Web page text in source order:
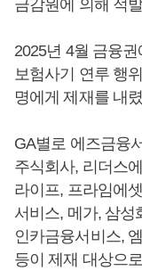
금감원에 의해 적
2025년 4월 금융
보험사기 연루 행
명에게 제재를 내
GA별로 에즈금융
주식회사, 리더스
라이프, 프라임에
서비스, 메가, 삼
인카금융서비스,
등이 제재 대상으